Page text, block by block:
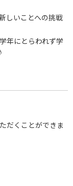
しいことへの挑戦
年にとらわれず学
だくことができま